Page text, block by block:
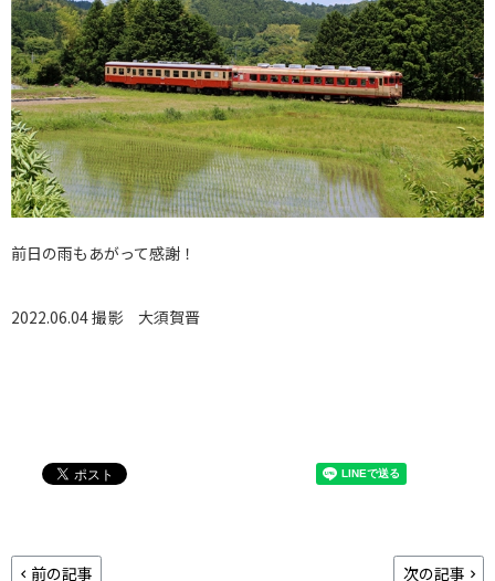
前日の雨もあがって感謝！
2022.06.04 撮影 大須賀晋
前の記事 次の記事